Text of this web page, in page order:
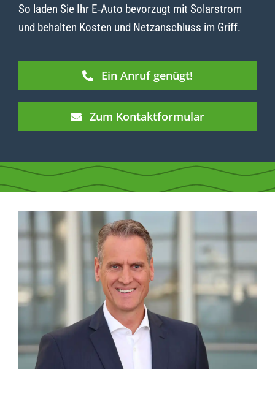
So laden Sie Ihr E‑Auto bevorzugt mit Solarstrom
und behalten Kosten und Netzanschluss im Griff.
Ein Anruf genügt!
Zum Kontaktformular